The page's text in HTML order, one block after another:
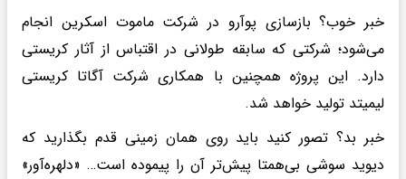
خبر خوب؟ بازسازی پوآرو در شرکت ماموت اسکرین انجام
می‌شود؛ شرکتی که سابقه طولانی در اقتباس از آثار کریستی
دارد. این پروژه همچنین با همکاری شرکت آگاتا کریستی
لیمیتد تولید خواهد شد.
خبر بد؟ تصور کنید باید روی همان زمینی قدم بگذارید که
دیوید سوشی بی‌همتا پیش‌تر آن را پیموده است… «دلهره‌آور»